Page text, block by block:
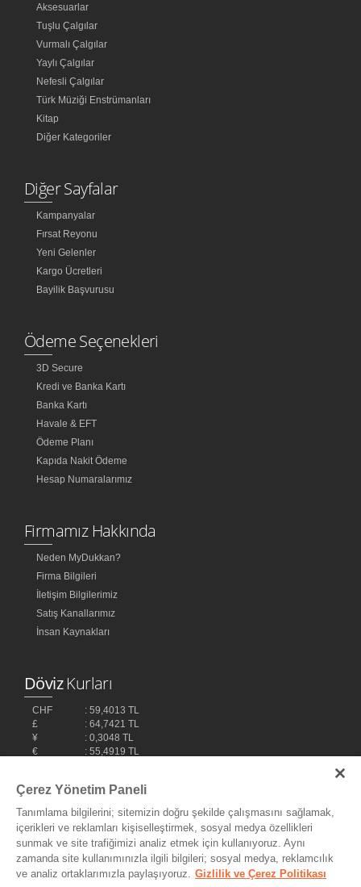
Aksesuarlar
Tuşlu Çalgılar
Vurmalı Çalgılar
Yaylı Çalgılar
Nefesli Çalgılar
Türk Müziği Enstrümanları
Kitap
Diğer Kategoriler
Diğer Sayfalar
Kampanyalar
Fırsat Reyonu
Yeni Gelenler
Kargo Ücretleri
Bayilik Başvurusu
Ödeme Seçenekleri
3D Secure
Kredi ve Banka Kartı
Banka Kartı
Havale & EFT
Ödeme Planı
Kapıda Nakit Ödeme
Hesap Numaralarımız
Firmamız Hakkında
Neden MyDukkan?
Firma Bilgileri
İletişim Bilgilerimiz
Satış Kanallarımız
İnsan Kaynakları
DövizKurları
CHF
: 59,4013 TL
£
: 64,7421 TL
¥
: 0,3048 TL
€
: 55,4919 TL
Çerez Yönetim Paneli
Tanımlama bilgilerini; sitemizin doğru şekilde çalışmasını sağlamak,
içerikleri ve reklamları kişiselleştirmek, sosyal medya özellikleri
sunmak ve site trafiğimizi analiz etmek için kullanıyoruz. Aynı
zamanda site kullanımınızla ilgili bilgileri; sosyal medya, reklamcılık
ve analiz ortaklarımızla paylaşıyoruz. Gizlilik ve Çerez Politikası